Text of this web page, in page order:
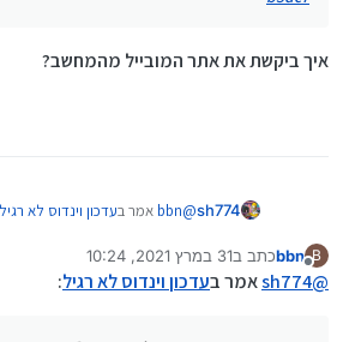
איך ביקשת את אתר המובייל מהמחשב?
sh774
@
bbn אמר בעדכון וינדוס לא רגיל
@ אלי-אלי-אלי המקור זה האתר
he-il/software-
B
מנותק
bbnכתב ב31 במרץ 2021, 10:24
נערך לאחרונה על ידי
@
sh774אמר בעדכון וינדוס לא רגיל: